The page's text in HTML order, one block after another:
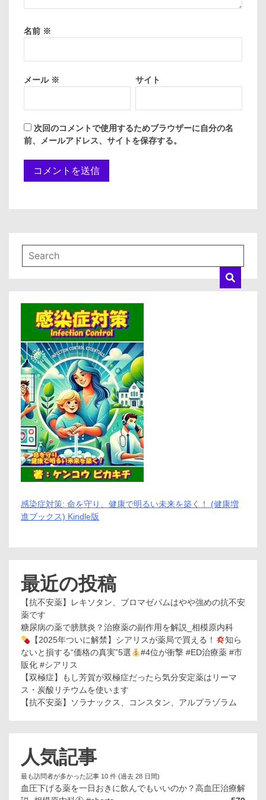
名前 ※
メール ※ サイト
次回のコメントで使用するためブラウザーに自分の名
前、メールアドレス、サイトを保存する。
感染症対策: 命を守り、健康で明るい未来を築く！ (健康増
進ブックス) Kindle版
最近の投稿
【抗不安薬】レキソタン、ブロマゼパムはやや強めの抗不安
薬です
糖尿病の薬で膀胱炎？治療薬の副作用を解説_相模原内科
【2025年ついに解禁】シアリスが薬局で買える！
知ら
ないと損する“価格の真実”5選
#4位が衝撃 #ED治療薬 #市
販化 #シアリス
【双極症】もし芳賀が双極症だったら気分安定薬はリーマ
ス・炭酸リチウムを使います
【抗不安薬】ソラナックス、コンスタン、アルプラゾラム
人気記事
最も訪問者が多かった記事 10 件 (過去 28 日間)
血圧下げる薬を一日おきに飲んでもいいのか？高血圧治療解